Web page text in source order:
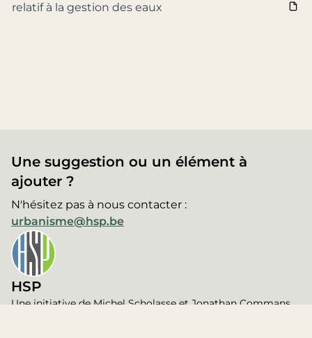
relatif à la gestion des eaux
Une suggestion ou un élément à
ajouter ?
N'hésitez pas à nous contacter :
urbanisme@hsp.be
HSP
Une initiative de Michel Scholasse et Jonathan Commans,